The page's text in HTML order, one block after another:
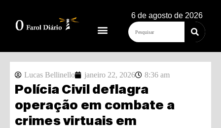
6 de agosto de 2026
Lucas Bellinello janeiro 22, 2026 8:36 am
Polícia Civil deflagra
operação em combate a
crimes virtuais em